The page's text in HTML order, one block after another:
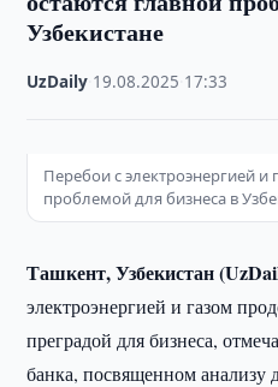
Узбекистане
UzDaily 19.08.2025 17:33
Перебои с электроэнергией и
проблемой для бизнеса в
Ташкент, Узбекистан
электроэнергией и газом
преградой для бизнеса,
банка, посвященном анализу